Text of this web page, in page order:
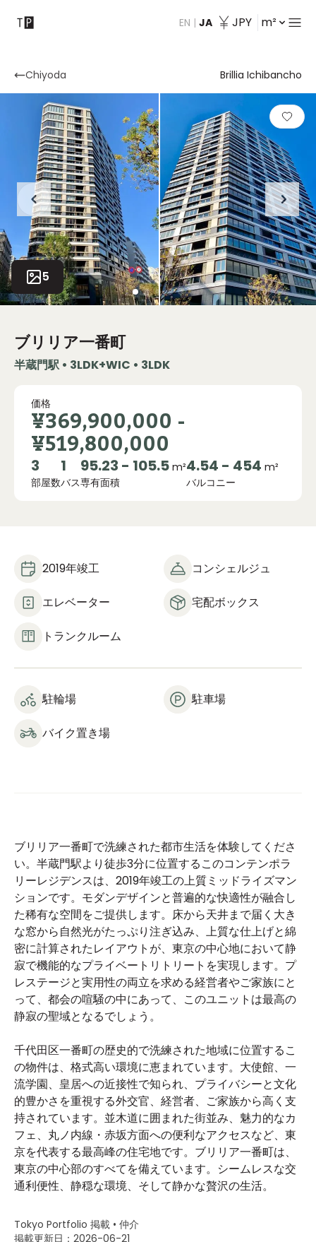
EN | JA JPY m²
会社紹介
Chiyoda Brillia Ichibancho
5
ブリリア一番町
半蔵門駅 • 3LDK+WIC • 3LDK
¥369,900,000-
¥519,800,000
価格
3
部屋数
1
バス
95.23 - 105.5 m²
専有面積
4.54 - 454 m²
バルコニー
2019年竣工 コンシェルジュ
エレベーター 宅配ボックス
トランクルーム
駐輪場 駐車場
バイク置き場
ブリリア一番町で洗練された都市生活を体験してくださ
い。半蔵門駅より徒歩3分に位置するこのコンテンポラ
リーレジデンスは、2019年竣工の上質ミッドライズマン
ションです。モダンデザインと普遍的な快適性が融合し
た稀有な空間をご提供します。床から天井まで届く大き
な窓から自然光がたっぷり注ぎ込み、上質な仕上げと綿
密に計算されたレイアウトが、東京の中心地において静
寂で機能的なプライベートリトリートを実現します。プ
レステージと実用性の両立を求める経営者やご家族にと
って、都会の喧騒の中にあって、このユニットは最高の
静寂の聖域となるでしょう。
千代田区一番町の歴史的で洗練された地域に位置するこ
の物件は、格式高い環境に恵まれています。大使館、一
流学園、皇居への近接性で知られ、プライバシーと文化
的豊かさを重視する外交官、経営者、ご家族から高く支
持されています。並木道に囲まれた街並み、魅力的なカ
フェ、丸ノ内線・赤坂方面への便利なアクセスなど、東
京を代表する最高峰の住宅地です。ブリリア一番町は、
東京の中心部のすべてを備えています。シームレスな交
通利便性、静穏な環境、そして静かな贅沢の生活。
Tokyo Portfolio 掲載 • 仲介
掲載更新日：2026-06-21